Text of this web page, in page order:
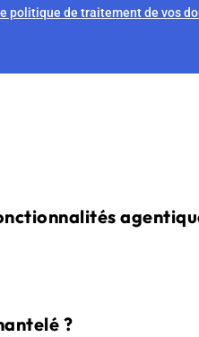
politique de traitement de vos
?